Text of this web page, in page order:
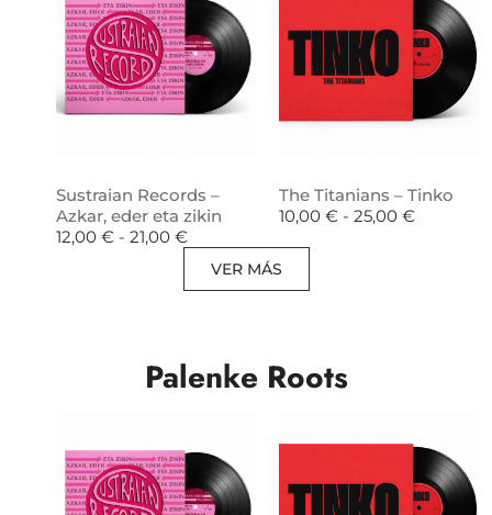
Sustraian Records –
Azkar, eder eta zikin
12,00 € - 21,00 €
The Titanians – Tinko
10,00 € - 25,00 €
VER MÁS
Palenke Roots